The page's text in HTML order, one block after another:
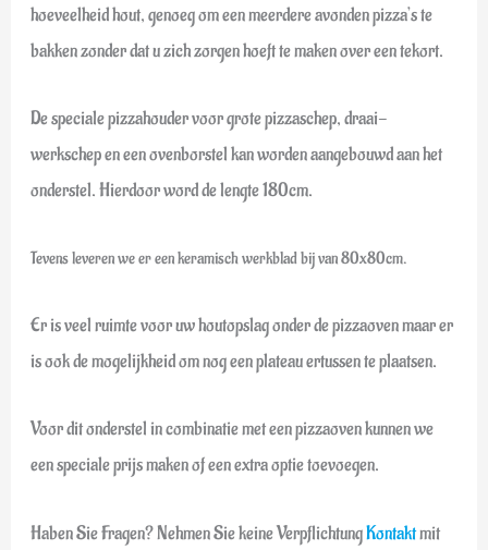
hoeveelheid hout, genoeg om een meerdere avonden pizza’s te
bakken zonder dat u zich zorgen hoeft te maken over een tekort.
De speciale pizzahouder voor grote pizzaschep, draai-
werkschep en een ovenborstel kan worden aangebouwd aan het
onderstel. Hierdoor word de lengte 180cm.
Tevens leveren we er een keramisch werkblad bij van 80x80cm.
Er is veel ruimte voor uw houtopslag onder de pizzaoven maar er
is ook de mogelijkheid om nog een plateau ertussen te plaatsen.
Voor dit onderstel in combinatie met een pizzaoven kunnen we
een speciale prijs maken of een extra optie toevoegen.
Haben Sie Fragen? Nehmen Sie keine VerpflichtungKontaktmit